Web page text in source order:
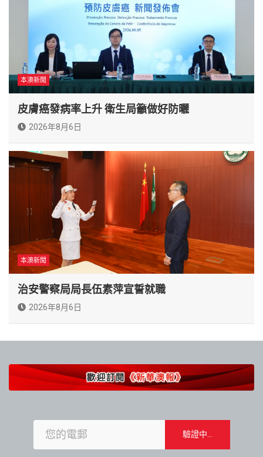
本澳新聞
皮膚癌發病率上升 衛生局籲做好防曬
2026年8月6日
本澳新聞
治安警察局局長伍素萍宣誓就職
2026年8月6日